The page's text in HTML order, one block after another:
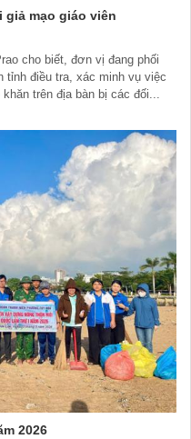
mạo giáo viên
cho biết, đơn vị đang phối
điều tra, xác minh vụ việc
trên địa bàn bị các đối...
2026